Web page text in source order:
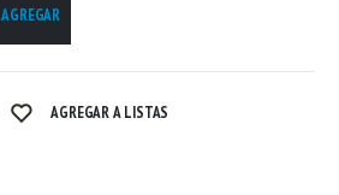
AGREGAR
AGREGAR A LISTAS